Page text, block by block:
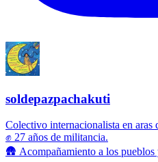
soldepazpachakuti
Colectivo internacionalista en aras
✊ 27 años de militancia.
🛖 Acompañamiento a los